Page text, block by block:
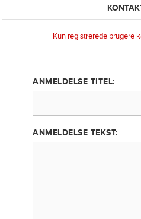
Kun registrerede brugere
ANMELDELSE TITEL:
ANMELDELSE TEKST: